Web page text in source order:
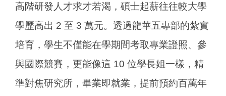
高階研發人才求才若渴，碩士起薪往往較大學
學歷高出 2 至 3 萬元。透過龍華五專部的紮實
培育，學生不僅能在學期間考取專業證照、參
與國際競賽，更能像這 10 位學長姐一樣，精
準對焦研究所，畢業即就業，提前預約百萬年